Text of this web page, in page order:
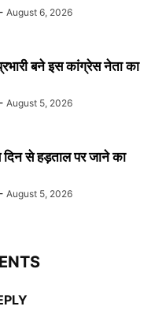
- August 6, 2026
बने इस कांग्रेस नेता का
- August 5, 2026
दिन से हड़ताल पर जाने का
- August 5, 2026